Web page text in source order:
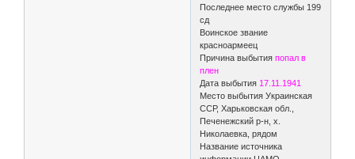
Последнее место службы 199
сд
Воинское звание
красноармеец
Причина выбытияпопал в
плен
Дата выбытия 17.11.1941
Место выбытия Украинская
ССР, Харьковская обл.,
Печенежский р-н, х.
Николаевка, рядом
Название источника